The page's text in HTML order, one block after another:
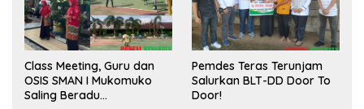
Class Meeting, Guru dan
OSIS SMAN I Mukomuko
Saling Beradu
Pemdes Teras Terunjam
Salurkan BLT-DD Door To
Door!